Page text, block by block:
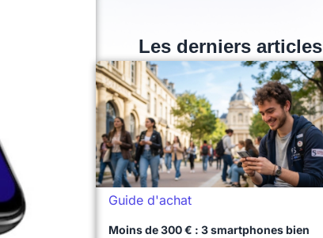
Les derniers articles
Guide d'achat
Moins de 300 € : 3 smartphones bien